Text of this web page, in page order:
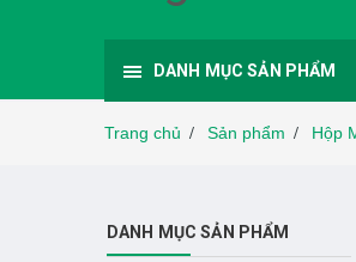
DANH MỤC SẢN PHẨM
Trang chủ / Sản phẩm / Hộp
DANH MỤC SẢN PHẨM